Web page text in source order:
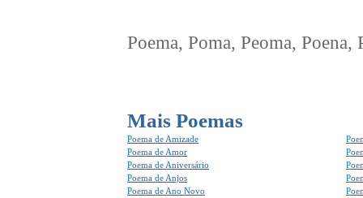
Poema, Poma, Peoma,
Mais Poemas
Poema de Amizade
Poema de Amor
Poema de Aniversário
Poema de Anjos
Poema de Ano Novo